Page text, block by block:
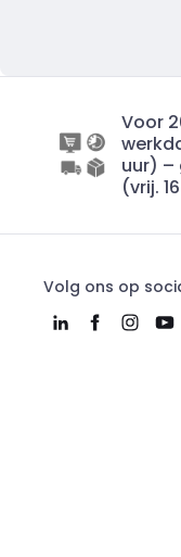
Voor
uur) –
(vrij.
Volg ons op